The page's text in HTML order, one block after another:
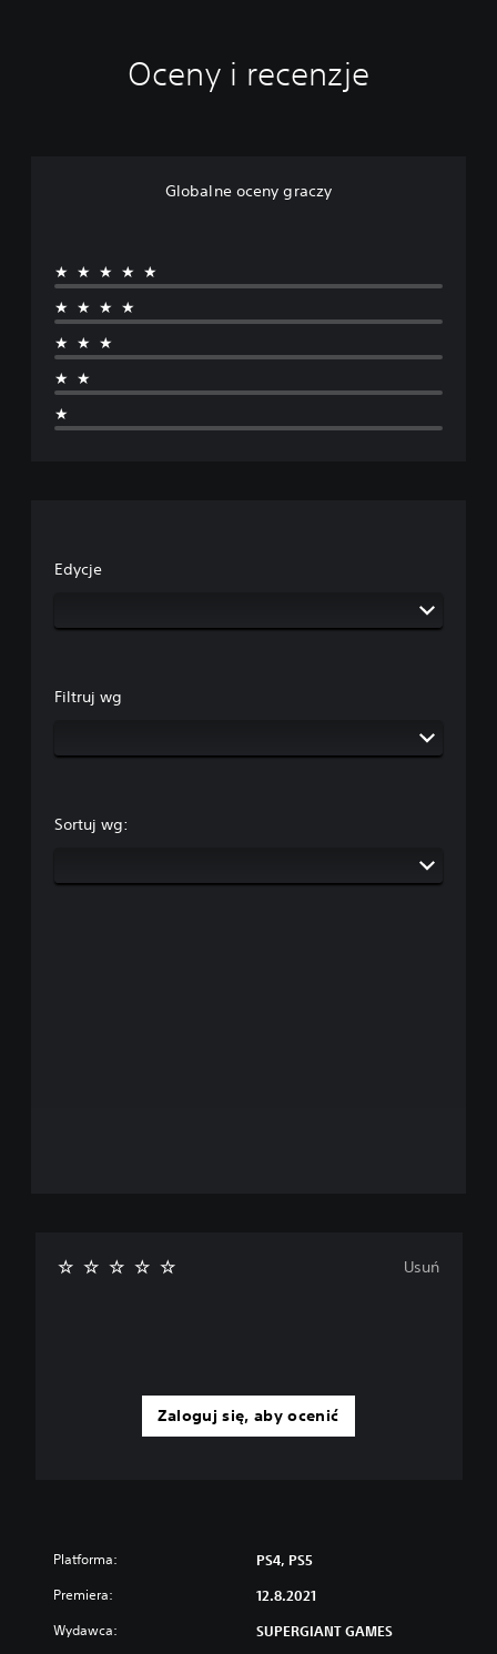
Oceny i recenzje
Globalne oceny graczy
★★★★★
★★★★
★★★
★★
★
Edycje
Filtruj wg
Sortuj wg:
Zaloguj się, aby ocenić
Usuń
Platforma: PS4, PS5
Premiera: 12.8.2021
Wydawca: SUPERGIANT GAMES